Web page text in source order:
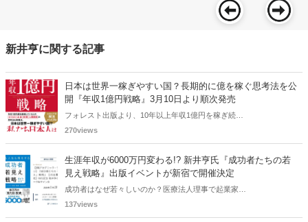
新井亨に関する記事
日本は世界一稼ぎやすい国？長期的に億を稼ぐ思考法を公
開『年収1億円戦略』3月10日より順次発売
フォレスト出版より、10年以上年収1億円を稼ぎ続け
る実業家・新井亨氏らによる新刊『年収1億円戦略』が
が稼ぎやすい理由」や、一過性ではない「稼ぎ続ける
人」の共通習慣を徹底解説。副業や起業、資産形成の
ヒントを求めるビジネスパーソン必読の一冊です。
270views
生涯年収が6000万円変わる!? 新井亨氏『成功者たちの若
見え戦略』出版イベントが新宿で開催決定
成功者はなぜ若々しいのか？医療法人理事で起業家の
新井亨氏が、最新医療と成功者の共通点から導き出し
137views